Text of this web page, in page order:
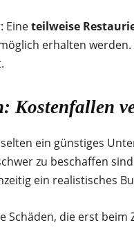
Eineteilweise
erhalten
Kostenfallen
ein günstiges
zu beschaffen
ein realistisches
die erst